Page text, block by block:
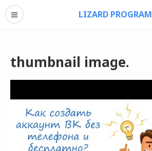
LIZARD PROGRAM
thumbnail image.